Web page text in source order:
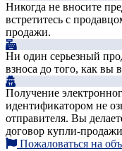
Никогда не вносите
встретитесь с
продажи.
Ни один серьезный
взноса до того, как вы
Получение
идентификатором не
отправителя. Вы
договор купли-
Пожаловаться на